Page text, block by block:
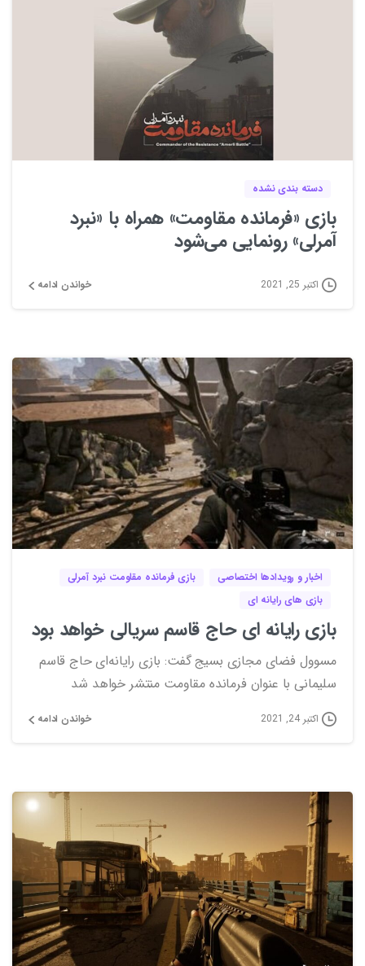
دسته بندی نشده
بازی «فرمانده مقاومت» همراه با «نبرد
آمرلی» رونمایی می‌شود
اکتبر 25, 2021 خواندن ادامه
0
1
اخبار و رویدادها اختصاصی
بازی فرمانده مقاومت نبرد آمرلی
بازی های رایانه ای
بازی رایانه ای حاج قاسم سریالی خواهد بود
مسوول فضای مجازی بسیج گفت: بازی رایانه‌ای حاج قاسم
سلیمانی با عنوان فرمانده مقاومت منتشر خواهد شد
اکتبر 24, 2021 خواندن ادامه
0